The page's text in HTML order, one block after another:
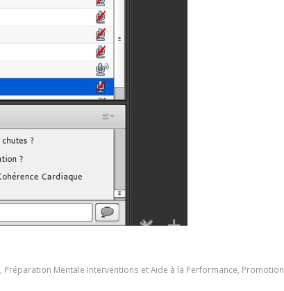
, Préparation Mentale Interventions et Aide à la Performance‬, Promotion